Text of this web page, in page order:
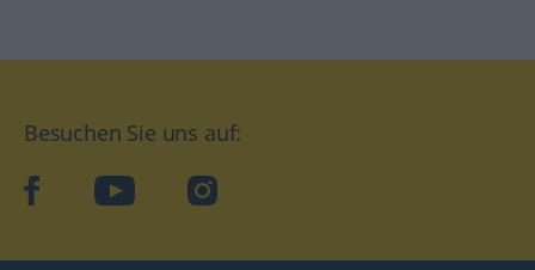
Besuchen Sie uns auf:
facebookYouTube Instagram